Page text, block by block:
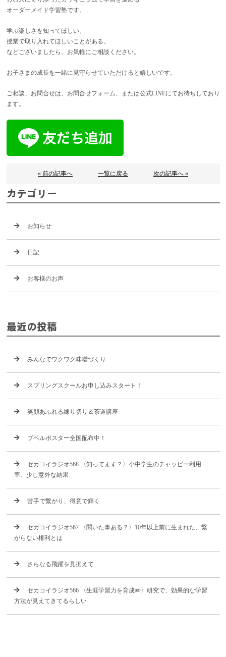
オーダーメイド学習塾です。
学ぶ楽しさを知ってほしい。
授業で取り入れてほしいことがある。
などございましたら、お気軽にご相談ください。
お子さまの成長を一緒に見守らせていただけると嬉しいです。
ご相談、お問合せは、お問合せフォーム、または公式LINEにてお待ちしており
ます。
« 前の記事へ 一覧に戻る 次の記事へ »
カテゴリー
お知らせ
日記
お客様のお声
最近の投稿
みんなでワクワク味噌づくり
スプリングスクールお申し込みスタート！
笑顔あふれる練り切り＆茶道講座
プペルポスター全国配布中！
セカコイラジオ568 〈知ってます？〉小中学生のチャッピー利用
率、少し意外な結果
苦手で繋がり、得意で輝く
セカコイラジオ567 〈聞いた事ある？〉10年以上前に生まれた、繋
がらない権利とは
さらなる飛躍を見据えて
セカコイラジオ566 〈生涯学習力を育成✏️〉研究で、効果的な学習
方法が見えてきてるらしい